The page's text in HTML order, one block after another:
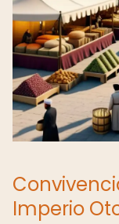
Imperio